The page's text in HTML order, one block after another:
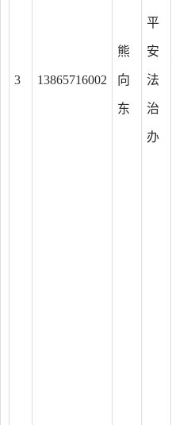
3 13865716002
熊
向
东
平
安
法
治
办